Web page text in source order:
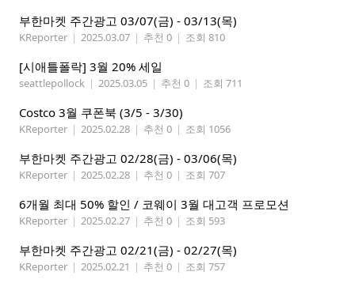
부한마켓 주간광고 03/07(금) - 03/13(목)
KReporter | 2025.03.07 | 추천 0 | 조회 810
[시애틀폴락] 3월 20% 세일
seattlepollock | 2025.03.05 | 추천 0 | 조회 711
Costco 3월 쿠폰북 (3/5 - 3/30)
KReporter | 2025.02.28 | 추천 0 | 조회 1056
부한마켓 주간광고 02/28(금) - 03/06(목)
KReporter | 2025.02.28 | 추천 0 | 조회 707
6개월 최대 50% 할인 / 코웨이 3월 대고객 프로모션
KReporter | 2025.02.27 | 추천 0 | 조회 593
부한마켓 주간광고 02/21(금) - 02/27(목)
KReporter | 2025.02.21 | 추천 0 | 조회 757